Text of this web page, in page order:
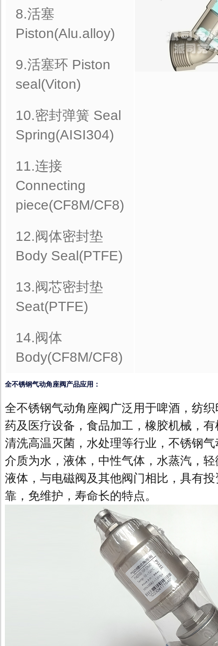
8.活塞
Piston(Alu.alloy)
9.活塞环 Piston
seal(Viton)
10.密封弹簧 Seal
Spring(AISI304)
11.连接
Connecting
piece(CF8M/CF8)
12.阀体密封垫
Body Seal(PTFE)
13.阀芯密封垫
Seat(PTFE)
14.阀体
Body(CF8M/CF8)
全不锈钢气动角座阀产品应用：
全不锈钢气动角座阀广泛用于啤酒，纺
药及医疗设备，食品加工，橡胶机械，
清洗高温灭菌，水处理等行业，不锈钢
介质为水，液体，中性气体，水蒸汽，
液体，与电磁阀及其他阀门相比，具有
靠，免维护，寿命长的特点。